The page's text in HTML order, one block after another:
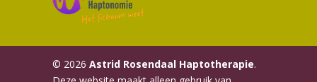
© 2026 Astrid Rosendaal Haptotherapie.